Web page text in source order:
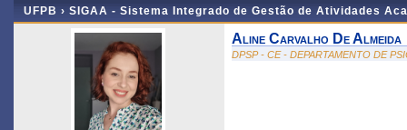
UFPB › SIGAA - Sistema Integrado de Gestão de Atividades
Aline Carvalho De Almeida
DPSP - CE - DEPARTAMENTO DE